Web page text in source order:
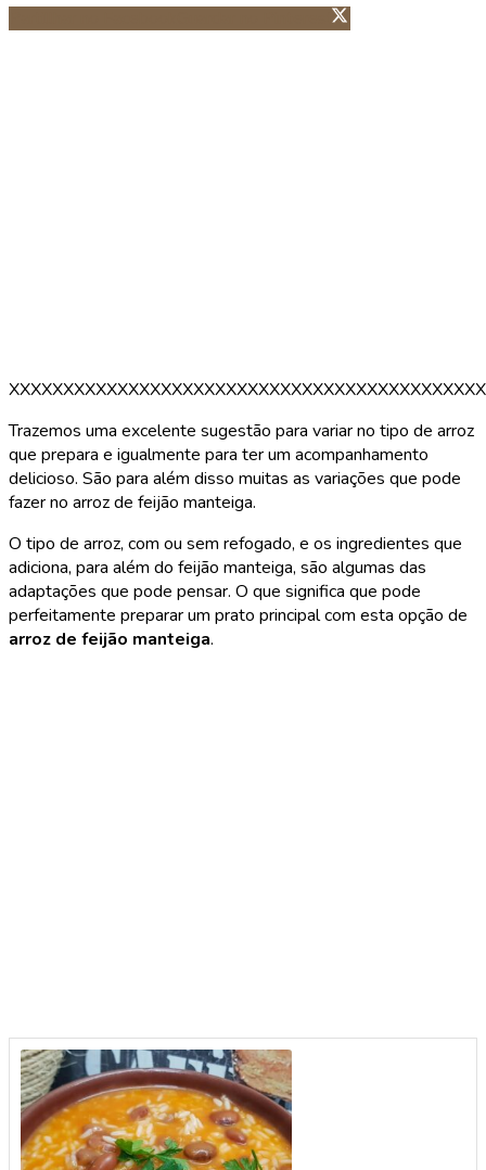
Guardar no Pinterest
Trazemos uma excelente sugestão para variar no tipo de arroz
que prepara e igualmente para ter um acompanhamento
delicioso. São para além disso muitas as variações que pode
fazer no arroz de feijão manteiga.
O tipo de arroz, com ou sem refogado, e os ingredientes que
adiciona, para além do feijão manteiga, são algumas das
adaptações que pode pensar. O que significa que pode
perfeitamente preparar um prato principal com esta opção de
arroz de feijão manteiga.